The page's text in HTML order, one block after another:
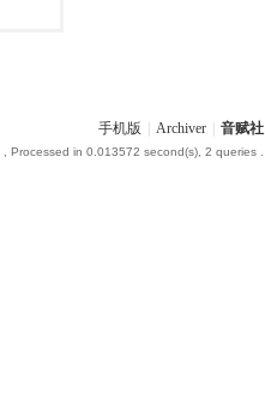
手机版 Archiver 音赋社
, Processed in 0.013572 second(s), 2 queries .